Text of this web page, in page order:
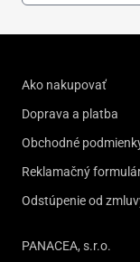
Ako nakupovať
Doprava a platba
Obchodné
Reklamačný
Odstúpenie od
PANACEA, s.r.o.